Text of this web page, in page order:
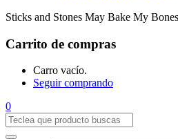
Sticks and Stones May Bake My
Carrito de compras
Carro vacío.
Seguir comprando
0